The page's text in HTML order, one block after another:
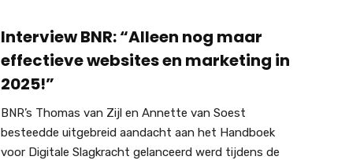
Interview BNR: “Alleen nog maar
effectieve websites en marketing in
2025!”
BNR’s Thomas van Zijl en Annette van Soest
besteedde uitgebreid aandacht aan het Handboek
voor Digitale Slagkracht gelanceerd werd tijdens de